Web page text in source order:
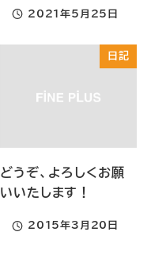
投稿日
2021年5月25日
日記
どうぞ、よろしくお願
いいたします！
投稿日
2015年3月20日